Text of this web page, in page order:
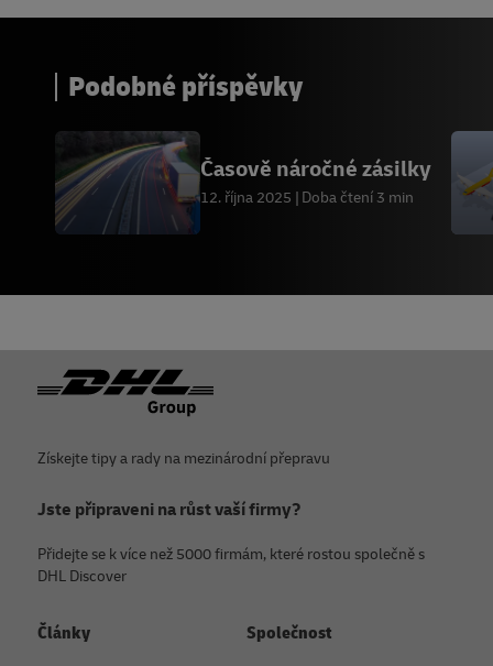
Podobné příspěvky
Časově náročné zásilky
12. října 2025 Doba čtení 3 min
Zápatí
Získejte tipy a rady na mezinárodní přepravu
Jste připraveni na růst vaší firmy?
Přidejte se k více než 5000 firmám, které rostou společně s
DHL Discover
Články Společnost